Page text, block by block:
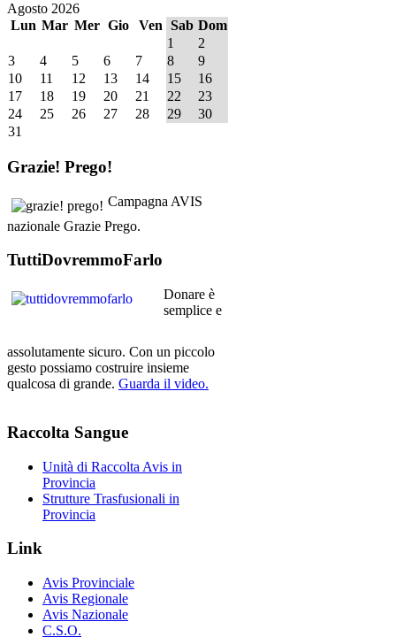
Agosto 2026
Lun Mar Mer Gio Ven Sab Dom
1
2
3
4 5 6 7 8
9
10
11 12 13 14 15
16
17
18 19 20 21 22
23
24
25 26 27 28 29
30
31
Grazie! Prego!
Campagna AVIS
nazionale Grazie Prego.
TuttiDovremmoFarlo
Donare è
semplice e
assolutamente sicuro. Con un piccolo
gesto possiamo costruire insieme
qualcosa di grande. Guarda il video.
Raccolta Sangue
Unità di Raccolta Avis in
Provincia
Strutture Trasfusionali in
Provincia
Link
Avis Provinciale
Avis Regionale
Avis Nazionale
C.S.O.